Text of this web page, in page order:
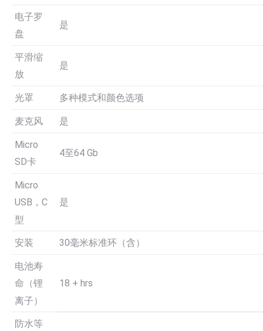
电子罗
盘
是
平滑缩
放
是
光罩 多种模式和颜色选项
麦克风 是
Micro
SD卡
4至64 Gb
Micro
USB，C
型
是
安装 30毫米标准环（含）
电池寿
命（锂
离子）
18 + hrs
防水等